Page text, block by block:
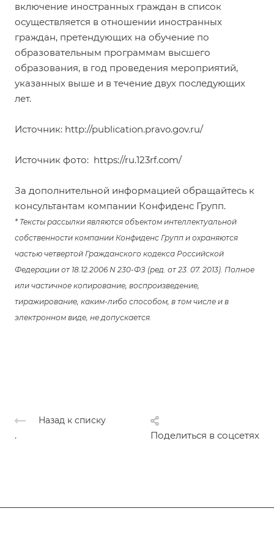
включение иностранных граждан в список
осуществляется в отношении иностранных
граждан, претендующих на обучение по
образовательным программам высшего
образования, в год проведения мероприятий,
указанных выше и в течение двух последующих
лет.
Источник: http://publication.pravo.gov.ru/
Источник фото: https://ru.123rf.com/
За дополнительной информацией обращайтесь к
консультантам компании Конфиденс Групп.
* Тексты рассылки являются объектом интеллектуальной
собственности компании Конфиденс Групп и охраняются
частью четвертой Гражданского кодекса Российской
Федерации от 18.12.2006 N 230-ФЗ (ред. от 23. 07. 2013). Полное
или частичное копирование, воспроизведение,
тиражирование, каким-либо способом, в том числе и в
электронном виде, не допускается.
Назад к списку
Поделиться в соцсетях
.